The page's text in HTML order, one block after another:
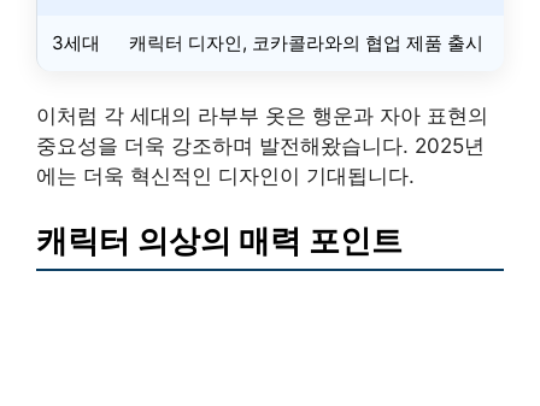
3세대 캐릭터 디자인, 코카콜라와의 협업 제품 출시
이처럼 각 세대의 라부부 옷은 행운과 자아 표현의
중요성을 더욱 강조하며 발전해왔습니다. 2025년
에는 더욱 혁신적인 디자인이 기대됩니다.
캐릭터 의상의 매력 포인트